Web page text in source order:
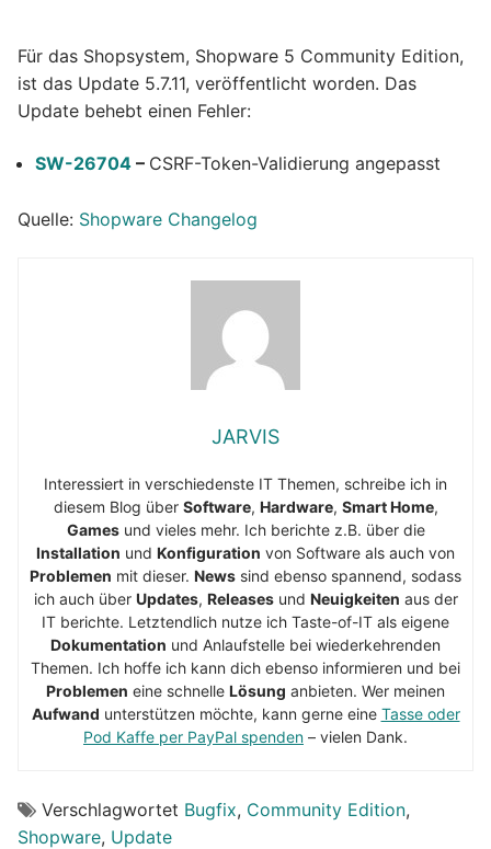
Für das Shopsystem, Shopware 5 Community Edition,
ist das Update 5.7.11, veröffentlicht worden. Das
Update behebt einen Fehler:
SW-26704 – CSRF-Token-Validierung angepasst
Quelle: Shopware Changelog
JARVIS
Interessiert in verschiedenste IT Themen, schreibe ich in
diesem Blog über Software, Hardware, Smart Home,
Gamesund vieles mehr. Ich berichte z.B. über die
Installation und Konfiguration von Software als auch von
Problemen mit dieser. News sind ebenso spannend, sodass
ich auch über Updates, Releasesund Neuigkeiten aus der
IT berichte. Letztendlich nutze ich Taste-of-IT als eigene
Dokumentation und Anlaufstelle bei wiederkehrenden
Themen. Ich hoffe ich kann dich ebenso informieren und bei
Problemen eine schnelle Lösung anbieten. Wer meinen
Aufwand unterstützen möchte, kann gerne eine Tasse oder
Pod Kaffe per PayPal spenden – vielen Dank.
Verschlagwortet Bugfix, Community Edition,
Shopware, Update